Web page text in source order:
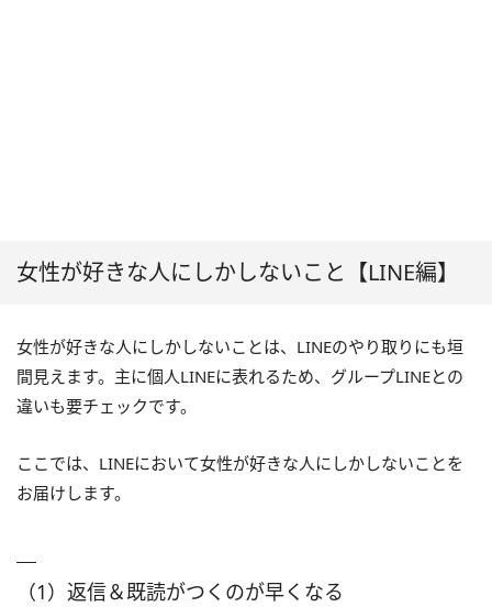
女性が好きな人にしかしないこと【LINE編】
女性が好きな人にしかしないことは、LINEのやり取りにも垣
間見えます。主に個人LINEに表れるため、グループLINEとの
違いも要チェックです。
ここでは、LINEにおいて女性が好きな人にしかしないことを
お届けします。
（1）返信＆既読がつくのが早くなる